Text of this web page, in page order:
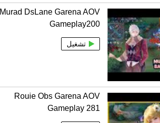
Murad DsLane Garena AOV
Gameplay200
تشغيل
Rouie Obs Garena AOV
Gameplay 281